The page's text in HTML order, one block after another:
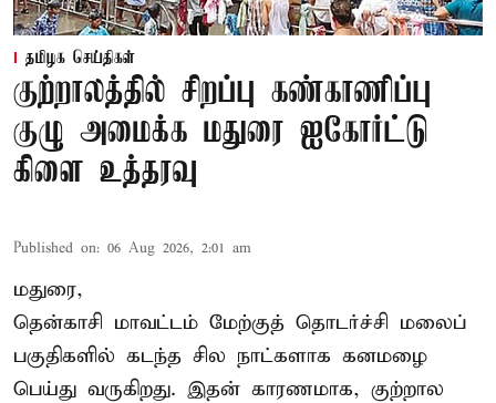
தமிழக செய்திகள்
குற்றாலத்தில் சிறப்பு கண்காணிப்பு
குழு அமைக்க மதுரை ஐகோர்ட்டு
கிளை உத்தரவு
Published on: 06 Aug 2026, 2:01 am
மதுரை,
தென்காசி மாவட்டம் மேற்குத் தொடர்ச்சி மலைப்
பகுதிகளில் கடந்த சில நாட்களாக கனமழை
பெய்து வருகிறது. இதன் காரணமாக, குற்றால